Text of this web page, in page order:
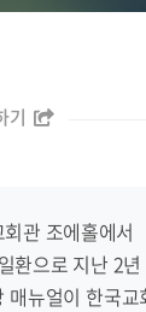
기
관 조에홀에
으로 지난 2
뉴얼이 한국교